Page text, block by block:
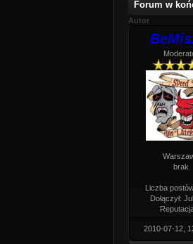
Forum w
Autor
brak
Liczba
Dołączył:
2010-07-12,